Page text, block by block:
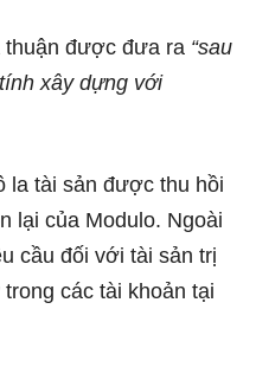
thuận được đưa ra “sau
xây dựng với
la tài sản được thu hồi
lại của Modulo. Ngoài
cầu đối với tài sản trị
các tài khoản tại